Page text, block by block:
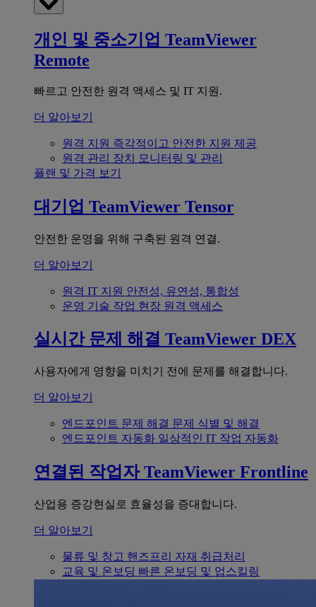
개인 및 중소기업 TeamViewer
Remote
빠르고 안전한 원격 액세스 및 IT 지원.
더 알아보기
원격 지원 즉각적이고 안전한 지원 제공
원격 관리 장치 모니터링 및 관리
플랜 및 가격 보기
대기업 TeamViewer Tensor
안전한 운영을 위해 구축된 원격 연결.
더 알아보기
원격 IT 지원 안전성, 유연성, 통합성
운영 기술 작업 현장 원격 액세스
실시간 문제 해결 TeamViewer DEX
사용자에게 영향을 미치기 전에 문제를 해결합니다.
더 알아보기
엔드포인트 문제 해결 문제 식별 및 해결
엔드포인트 자동화 일상적인 IT 작업 자동화
연결된 작업자 TeamViewer Frontline
산업용 증강현실로 효율성을 증대합니다.
더 알아보기
물류 및 창고 핸즈프리 자재 취급처리
교육 및 온보딩 빠른 온보딩 및 업스킬링